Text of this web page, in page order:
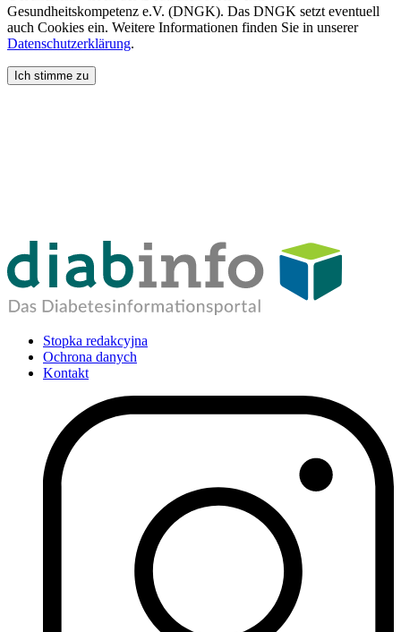
Gesundheitskompetenz e.V. (DNGK). Das DNGK setzt eventuell
auch Cookies ein. Weitere Informationen finden Sie in unserer
Datenschutzerklärung.
Ich stimme zu
Stopka redakcyjna
Ochrona danych
Kontakt